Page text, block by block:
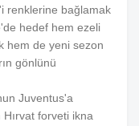
renklerine bağlamak
hedef hem ezeli
hem de yeni sezon
gönlünü
Juventus'a
forveti ikna